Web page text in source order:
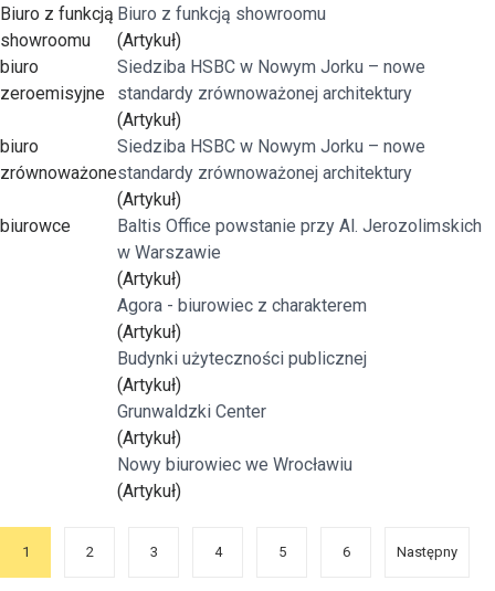
Biuro z funkcją
showroomu
Biuro z funkcją showroomu
(Artykuł)
biuro
zeroemisyjne
Siedziba HSBC w Nowym Jorku – nowe
standardy zrównoważonej architektury
(Artykuł)
biuro
zrównoważone
Siedziba HSBC w Nowym Jorku – nowe
standardy zrównoważonej architektury
(Artykuł)
biurowce
Baltis Office powstanie przy Al. Jerozolimskich
w Warszawie
(Artykuł)
Agora - biurowiec z charakterem
(Artykuł)
Budynki użyteczności publicznej
(Artykuł)
Grunwaldzki Center
(Artykuł)
Nowy biurowiec we Wrocławiu
(Artykuł)
1 2 3 4 5 6 Następny